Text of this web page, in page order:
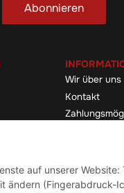
Abonnieren
Wir über uns
Kontakt
Vertrag widerrufen
auf unserer
ändern (Fingerabdruck-